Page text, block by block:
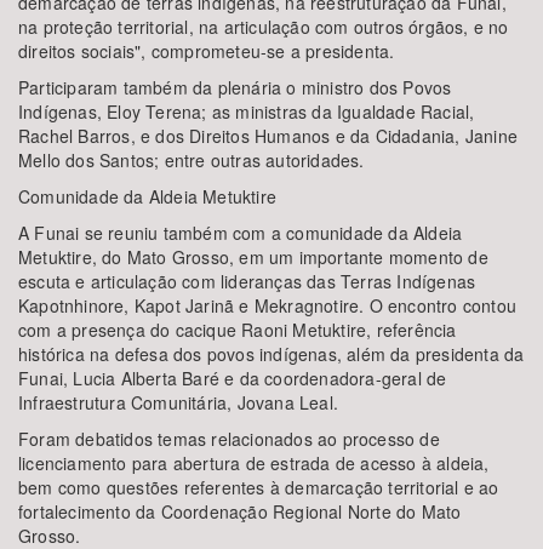
na proteção territorial, na articulação com outros órgãos, e no
direitos sociais", comprometeu-se a presidenta.
Participaram também da plenária o ministro dos Povos
Indígenas, Eloy Terena; as ministras da Igualdade Racial,
Rachel Barros, e dos Direitos Humanos e da Cidadania, Janine
Mello dos Santos; entre outras autoridades.
Comunidade da Aldeia Metuktire
A Funai se reuniu também com a comunidade da Aldeia
Metuktire, do Mato Grosso, em um importante momento de
escuta e articulação com lideranças das Terras Indígenas
Kapotnhinore, Kapot Jarinã e Mekragnotire. O encontro contou
com a presença do cacique Raoni Metuktire, referência
histórica na defesa dos povos indígenas, além da presidenta da
Funai, Lucia Alberta Baré e da coordenadora-geral de
Infraestrutura Comunitária, Jovana Leal.
Foram debatidos temas relacionados ao processo de
licenciamento para abertura de estrada de acesso à aldeia,
bem como questões referentes à demarcação territorial e ao
fortalecimento da Coordenação Regional Norte do Mato
Grosso.